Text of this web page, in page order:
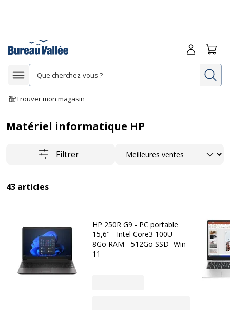
Afficher la navigation
Trouver mon magasin
Me
Matériel informatique HP
Filtrer Trier
43 articles
HP 250R G9 - PC portable
15,6" - Intel Core3 100U -
8Go RAM - 512Go SSD -Win
11